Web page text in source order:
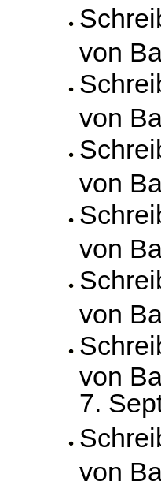
von
von
von
von
von
von
7.
von